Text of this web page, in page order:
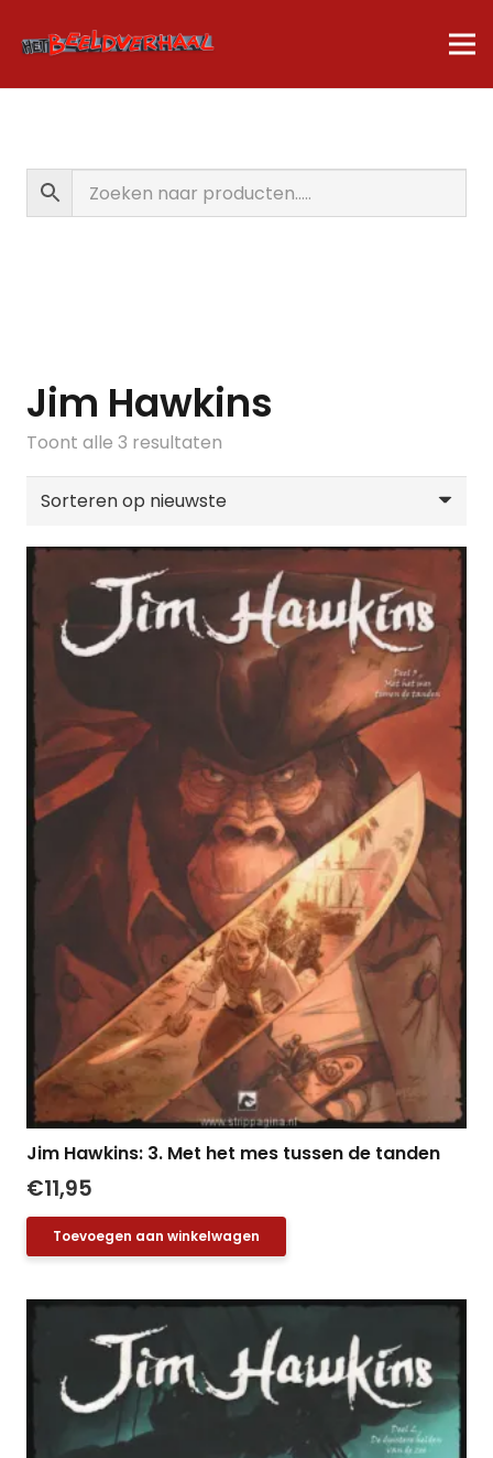
Jim Hawkins
Toont alle 3 resultaten
op
nieuwste
Jim Hawkins: 3. Met het mes tussen de tanden
€11,95
Toevoegen aan winkelwagen